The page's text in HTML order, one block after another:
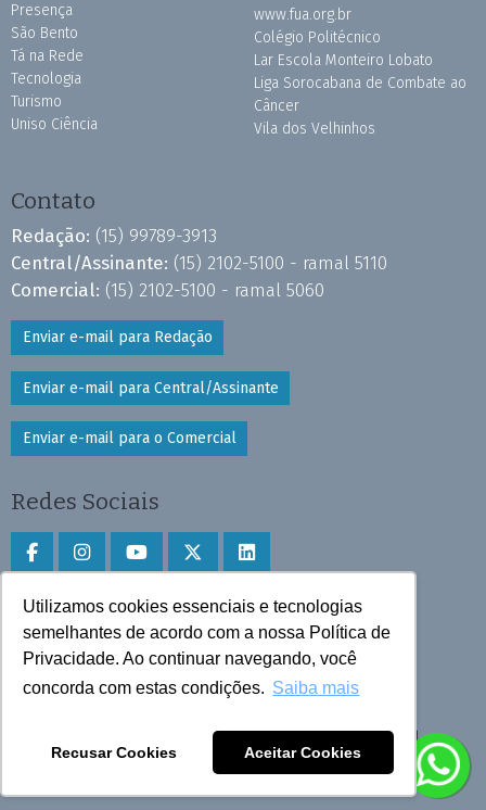
Utilizamos cookies essenciais e tecnologias
semelhantes de acordo com a nossa Política de
Privacidade. Ao continuar navegando, você
concorda com estas condições. Saiba mais
Recusar Cookies Aceitar Cookies
Presença
São Bento
Tá na Rede
Tecnologia
Turismo
Uniso Ciência
www.fua.org.br
Colégio Politécnico
Lar Escola Monteiro Lobato
Liga Sorocabana de Combate ao
Câncer
Vila dos Velhinhos
Contato
Redação: (15) 99789-3913
Central/Assinante: (15) 2102-5100 - ramal 5110
Comercial: (15) 2102-5100 - ramal 5060
Enviar e-mail para Redação
Enviar e-mail para Central/Assinante
Enviar e-mail para o Comercial
Redes Sociais
Faça download do aplicativo
Play Store e App Store
Todos os direitos reservados © 2025 Cruzeiro do Sul